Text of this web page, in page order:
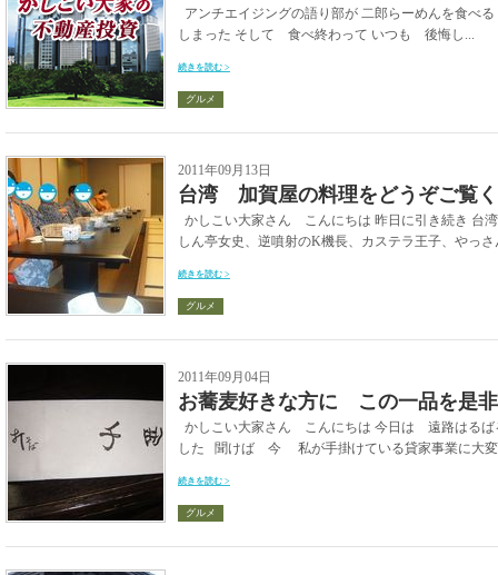
アンチエイジングの語り部が 二郎らーめんを食
しまった そして 食べ終わって いつも 後悔し...
続きを読む >
グルメ
2011年09月13日
台湾 加賀屋の料理をどうぞご覧
かしこい大家さん こんにちは 昨日に引き続き 台
しん亭女史、逆噴射のK機長、カステラ王子、やっ
続きを読む >
グルメ
2011年09月04日
お蕎麦好きな方に この一品を是
かしこい大家さん こんにちは 今日は 遠路はる
した 聞けば 今 私が手掛けている貸家事業に大
続きを読む >
グルメ